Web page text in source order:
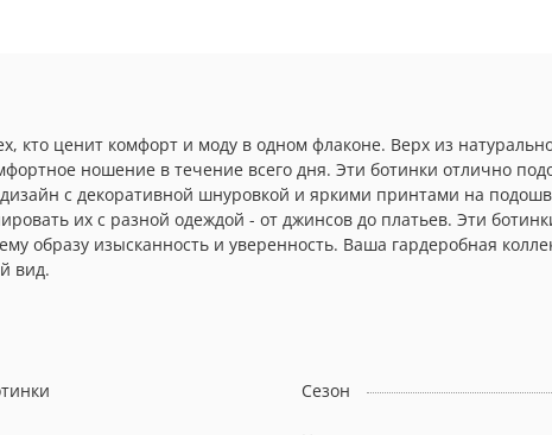
кто ценит комфорт и моду в одном флаконе. Верх из
ношение в течение всего дня. Эти ботинки отлично
с декоративной шнуровкой и яркими принтами на
их с разной одеждой - от джинсов до платьев. Эти
образу изысканность и уверенность. Ваша гардеробная
вид.
Сезон